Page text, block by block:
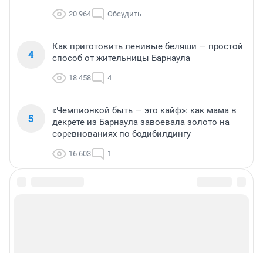
20 964 Обсудить
4
Как приготовить ленивые беляши — простой
способ от жительницы Барнаула
18 458 4
5
«Чемпионкой быть — это кайф»: как мама в
декрете из Барнаула завоевала золото на
соревнованиях по бодибилдингу
16 603 1